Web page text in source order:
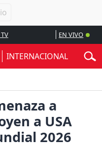
EN VIVO
INTERNACIONAL
a
a USA
2026